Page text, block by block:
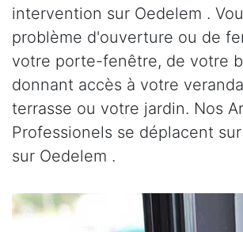
intervention sur Oedelem .
problème d'ouverture ou de
votre porte-fenêtre, de votre
donnant accès à votre
terrasse ou votre jardin. Nos
Professionels se déplacent
sur Oedelem .